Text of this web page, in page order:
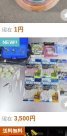
現在 1円
NEW!!
現在 3,500円
送料無料